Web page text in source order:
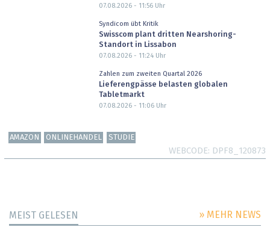
07.08.2026 - 11:56Uhr
Syndicom übt Kritik
Swisscom plant dritten Nearshoring-
Standort in Lissabon
07.08.2026 - 11:24Uhr
Zahlen zum zweiten Quartal 2026
Lieferengpässe belasten globalen
Tabletmarkt
07.08.2026 - 11:06Uhr
AMAZON ONLINEHANDEL STUDIE
WEBCODE DPF8_120873
MEIST GELESEN » MEHR NEWS